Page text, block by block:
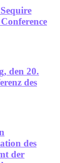
den 20.
des
des
der